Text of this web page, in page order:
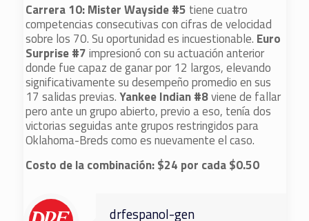
Carrera 10: Mister Wayside #5 tiene cuatro
competencias consecutivas con cifras de velocidad
sobre los 70. Su oportunidad es incuestionable. Euro
Surprise #7impresionó con su actuación anterior
donde fue capaz de ganar por 12 largos, elevando
significativamente su desempeño promedio en sus
17 salidas previas.Yankee Indian #8viene de fallar
pero ante un grupo abierto, previo a eso, tenía dos
victorias seguidas ante grupos restringidos para
Oklahoma-Breds como es nuevamente el caso.
Costo de la combinación: $24 por cada $0.50
drfespanol-gen